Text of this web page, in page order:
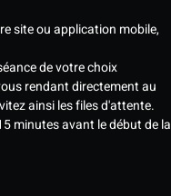
site ou application mobile,
de votre choix
rendant directement au
ainsi les files d'attente.
minutes avant le début de la